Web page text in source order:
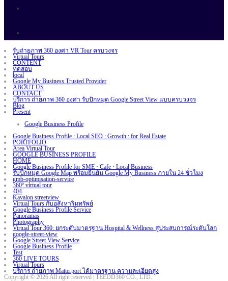
รับถ่ายภาพ 360 องศา VR Tour ครบวงจร
Virtual Tours
CONTENT
ทดสอบ
local
Google My Business Trusted Provider
ABOUT US
CONTACT
บริการ ถ่ายภาพ 360 องศา รับปักหมุด Google Street View แบบครบวงจร
Blog
Present
Google Business Profile
Google Business Profile : Local SEO : Growth : for Real Estate
PORTFOLIO
Area Virtual Tour
GOOGLE BUSINESS PROFILE
HOME
Google Business Profile for SME · Cafe · Local Business
รับปักหมุด Google Map พร้อมยืนยัน Google My Business ภายใน 24 ชั่วโมง
gmb-optimisation-service
360º virtual tour
404
Kavalon streetview
Virtual Tours กับอสังหาริมทรัพย์
Google Business Profile Service
Panoramas
Photography
Virtual Tour 360: ยกระดับมาตรฐาน Hospital & Wellness สู่ประสบการณ์ระดับโลก
google-street-view
Google Street View Service
Google Business Profile
Test
360 LIVE TOURS
Virtual Tours
บริการ ถ่ายภาพ Matterport ได้มาตรฐาน ความละเอียดสูง
Copyright © 2026 All right reserved | TEEDD360 CO., LTD.